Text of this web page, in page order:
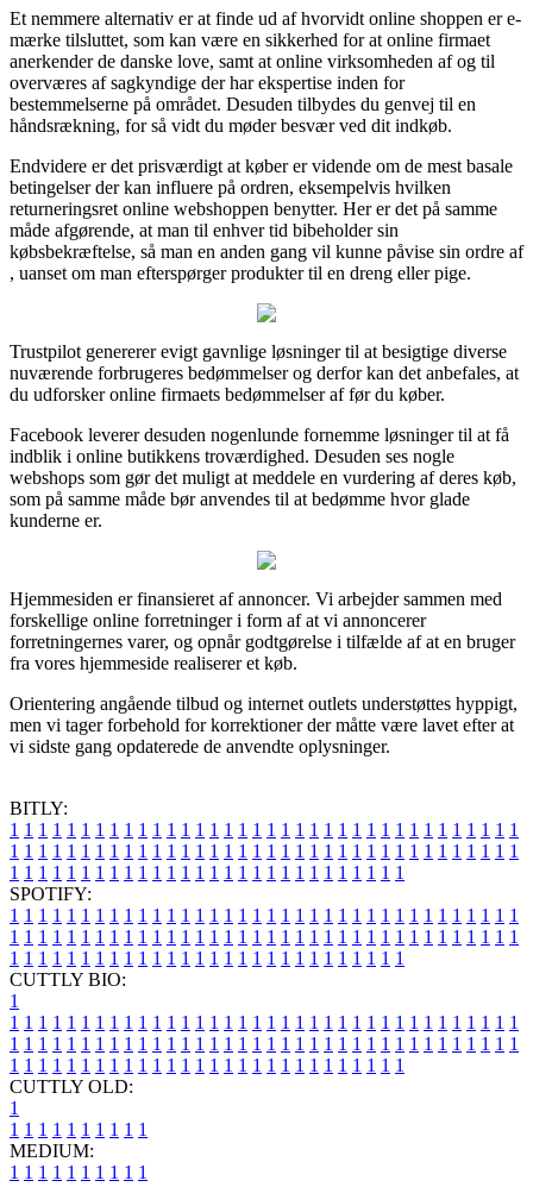
Et nemmere alternativ er at finde ud af hvorvidt online shoppen er e-
mærke tilsluttet, som kan være en sikkerhed for at online firmaet
anerkender de danske love, samt at online virksomheden af og til
overværes af sagkyndige der har ekspertise inden for
bestemmelserne på området. Desuden tilbydes du genvej til en
håndsrækning, for så vidt du møder besvær ved dit indkøb.
Endvidere er det prisværdigt at køber er vidende om de mest basale
betingelser der kan influere på ordren, eksempelvis hvilken
returneringsret online webshoppen benytter. Her er det på samme
måde afgørende, at man til enhver tid bibeholder sin
købsbekræftelse, så man en anden gang vil kunne påvise sin ordre af
, uanset om man efterspørger produkter til en dreng eller pige.
Trustpilot genererer evigt gavnlige løsninger til at besigtige diverse
nuværende forbrugeres bedømmelser og derfor kan det anbefales, at
du udforsker online firmaets bedømmelser af før du køber.
Facebook leverer desuden nogenlunde fornemme løsninger til at få
indblik i online butikkens troværdighed. Desuden ses nogle
webshops som gør det muligt at meddele en vurdering af deres køb,
som på samme måde bør anvendes til at bedømme hvor glade
kunderne er.
Hjemmesiden er finansieret af annoncer. Vi arbejder sammen med
forskellige online forretninger i form af at vi annoncerer
forretningernes varer, og opnår godtgørelse i tilfælde af at en bruger
fra vores hjemmeside realiserer et køb.
Orientering angående tilbud og internet outlets understøttes hyppigt,
men vi tager forbehold for korrektioner der måtte være lavet efter at
vi sidste gang opdaterede de anvendte oplysninger.
BITLY:
1 1 1 1 1 1 1 1 1 1 1 1 1 1 1 1 1 1 1 1 1 1 1 1 1 1 1 1 1 1 1 1 1 1 1 1
1 1 1 1 1 1 1 1 1 1 1 1 1 1 1 1 1 1 1 1 1 1 1 1 1 1 1 1 1 1 1 1 1 1 1 1
1 1 1 1 1 1 1 1 1 1 1 1 1 1 1 1 1 1 1 1 1 1 1 1 1 1 1 1
SPOTIFY:
1 1 1 1 1 1 1 1 1 1 1 1 1 1 1 1 1 1 1 1 1 1 1 1 1 1 1 1 1 1 1 1 1 1 1 1
1 1 1 1 1 1 1 1 1 1 1 1 1 1 1 1 1 1 1 1 1 1 1 1 1 1 1 1 1 1 1 1 1 1 1 1
1 1 1 1 1 1 1 1 1 1 1 1 1 1 1 1 1 1 1 1 1 1 1 1 1 1 1 1
CUTTLY BIO:
1
1 1 1 1 1 1 1 1 1 1 1 1 1 1 1 1 1 1 1 1 1 1 1 1 1 1 1 1 1 1 1 1 1 1 1 1
1 1 1 1 1 1 1 1 1 1 1 1 1 1 1 1 1 1 1 1 1 1 1 1 1 1 1 1 1 1 1 1 1 1 1 1
1 1 1 1 1 1 1 1 1 1 1 1 1 1 1 1 1 1 1 1 1 1 1 1 1 1 1 1
CUTTLY OLD:
1
1 1 1 1 1 1 1 1 1 1
MEDIUM:
1 1 1 1 1 1 1 1 1 1